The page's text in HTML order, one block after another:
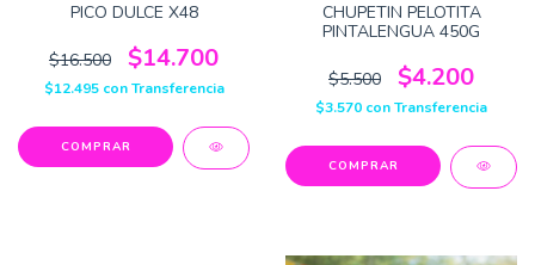
PICO DULCE X48
$16.500 $14.700
$12.495 con Transferencia
CHUPETIN PELOTITA
PINTALENGUA 450G
$5.500 $4.200
$3.570 conTransferencia